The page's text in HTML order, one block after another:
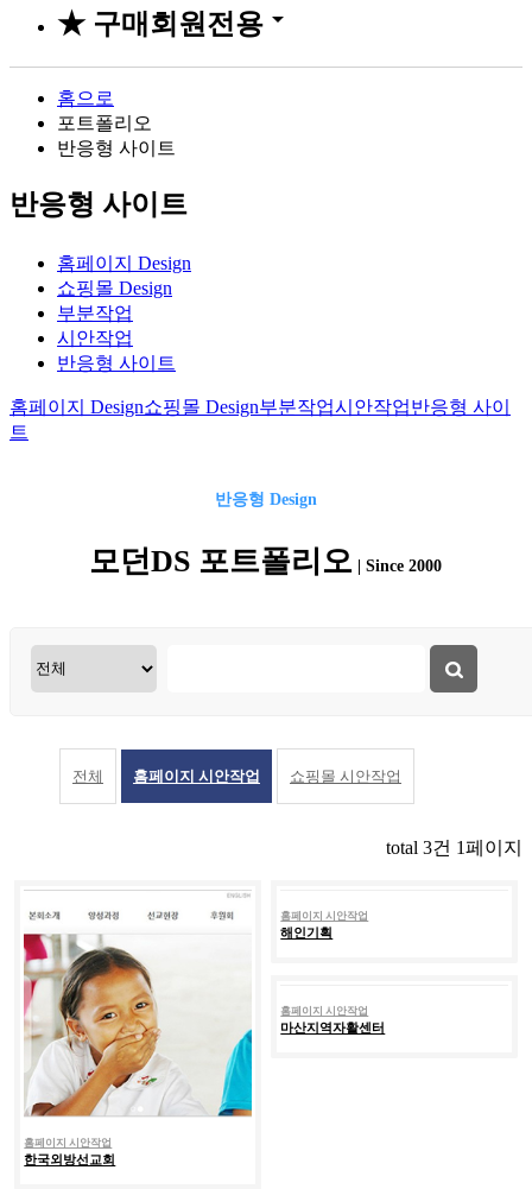
★ 구매회원전용 arrow_drop_down
홈으로
포트폴리오
반응형 사이트
반응형 사이트
홈페이지 Design
쇼핑몰 Design
부분작업
시안작업
반응형 사이트
홈페이지 Design쇼핑몰 Design부분작업시안작업반응형 사이
트
반응형 Design
모던DS 포트폴리오 | Since 2000
전체 홈페이지 시안작업 쇼핑몰 시안작업
total 3건 1페이지
홈페이지 시안작업
한국외방선교회
홈페이지 시안작업
해인기획
홈페이지 시안작업
마산지역자활센터